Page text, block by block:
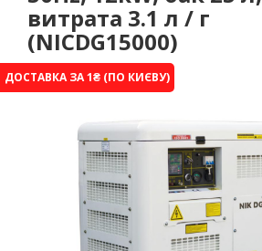
витрата 3.1 л / г
(NICDG15000)
ДОСТАВКА ЗА 1₴ (ПО КИЄВУ)